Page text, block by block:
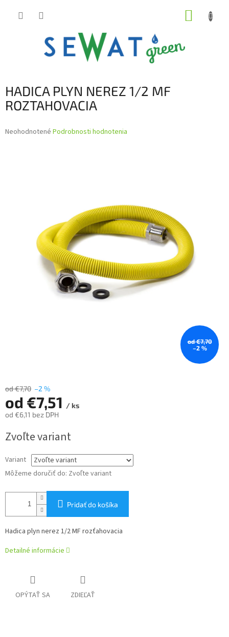
HADICA PLYN NEREZ 1/2 MF
ROZTAHOVACIA
Priemerné
Neohodnotené Podrobnosti hodnotenia
od €7,70
–2 %
od €7,70 –2 %
od €7,51 / ks
od €6,11 bez DPH
cena:
Zvoľte variant
Variant
Môžeme doručiť do: Zvoľte variant
Pridať do košíka
Hadica plyn nerez 1/2 MF rozťahovacia
Detailné informácie
OPÝTAŤ SA ZDIEĽAŤ